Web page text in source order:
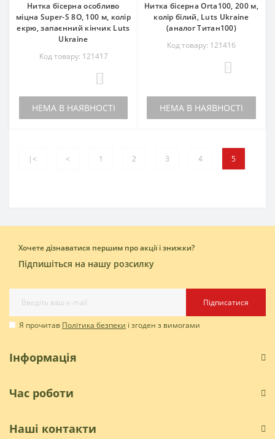
Нитка бісерна особливо
міцна Super-S 8O, 100 м, колір
екрю, запаєнний кінчик Luts
Ukraine
Код товару: 121417
НЕМА В НАЯВНОСТІ
Нитка бісерна Orta100, 200 м,
колір білий, Luts Ukraine
(аналог Титан100)
Код товару: 121416
НЕМА В НАЯВНОСТІ
|< < 1 2 3 4 5
Хочете дізнаватися першим про акції і знижки?
Підпишіться на нашу розсилку
Підписатися
Я прочитав Політика безпеки і згоден з вимогами
Інформація
Час роботи
Наші контакти